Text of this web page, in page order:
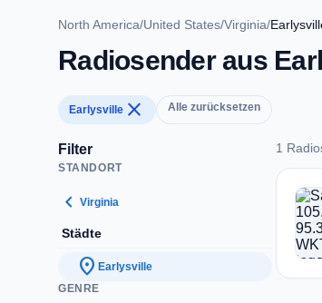
North America/United States/Virginia/
Radiosender aus
Earlysville close Alle zurücksetzen
Filter
STANDORT
chevron_left Virginia
Städte
location_on Earlysville
GENRE
1
1